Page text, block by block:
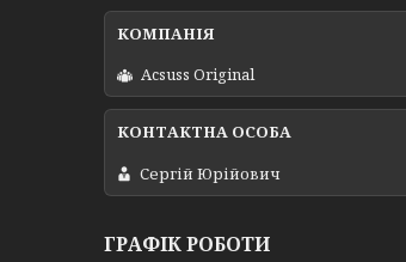
Acsuss Original
Сергій Юрійович
ГРАФІК РОБОТИ